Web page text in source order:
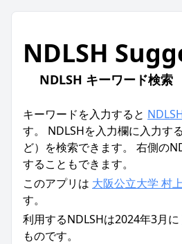
NDLSH
NDLSH キーワード検索
キーワードを入力すると
す。 NDLSHを入力欄に入力す
ど）を検索できます。 右側の
することもできます。
このアプリは 大阪公立大学 村
す。
利用するNDLSHは2024年3月に
ものです。